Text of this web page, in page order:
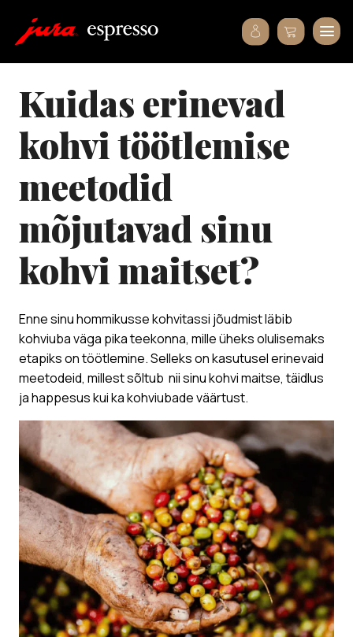
kuidas erinevad
kohvi töötlemise
meetodid
mõjutavad sinu
kohvi maitset?
Enne sinu hommikusse kohvitassi jõudmist läbib
kohviuba väga pika teekonna, mille üheks olulisemaks
etapiks on töötlemine. Selleks on kasutusel erinevaid
meetodeid, millest sõltub nii sinu kohvi maitse, täidlus
ja happesus kui ka kohviubade väärtust.